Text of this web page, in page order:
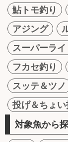
鮎トモ釣り
アジング
スーパーラ
フカセ釣り
スッテ＆ツノ
投げ＆ちょい
対象魚から